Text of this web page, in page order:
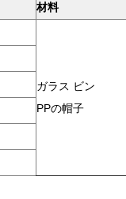
材料
ガラス ビン
PPの帽子